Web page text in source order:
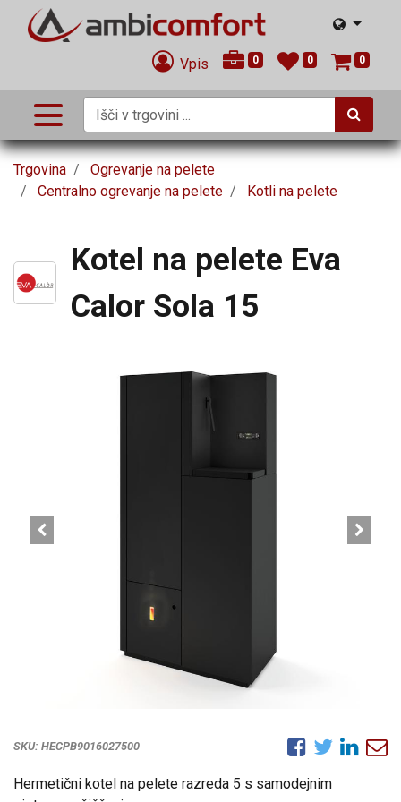
Vpis 0 0 0
Trgovina
Ogrevanje na pelete
Centralno ogrevanje na pelete
Kotli na pelete
Kotel na pelete Eva
Calor Sola 15
SKU: HECPB9016027500
Hermetični kotel na pelete razreda 5 s samodejnim